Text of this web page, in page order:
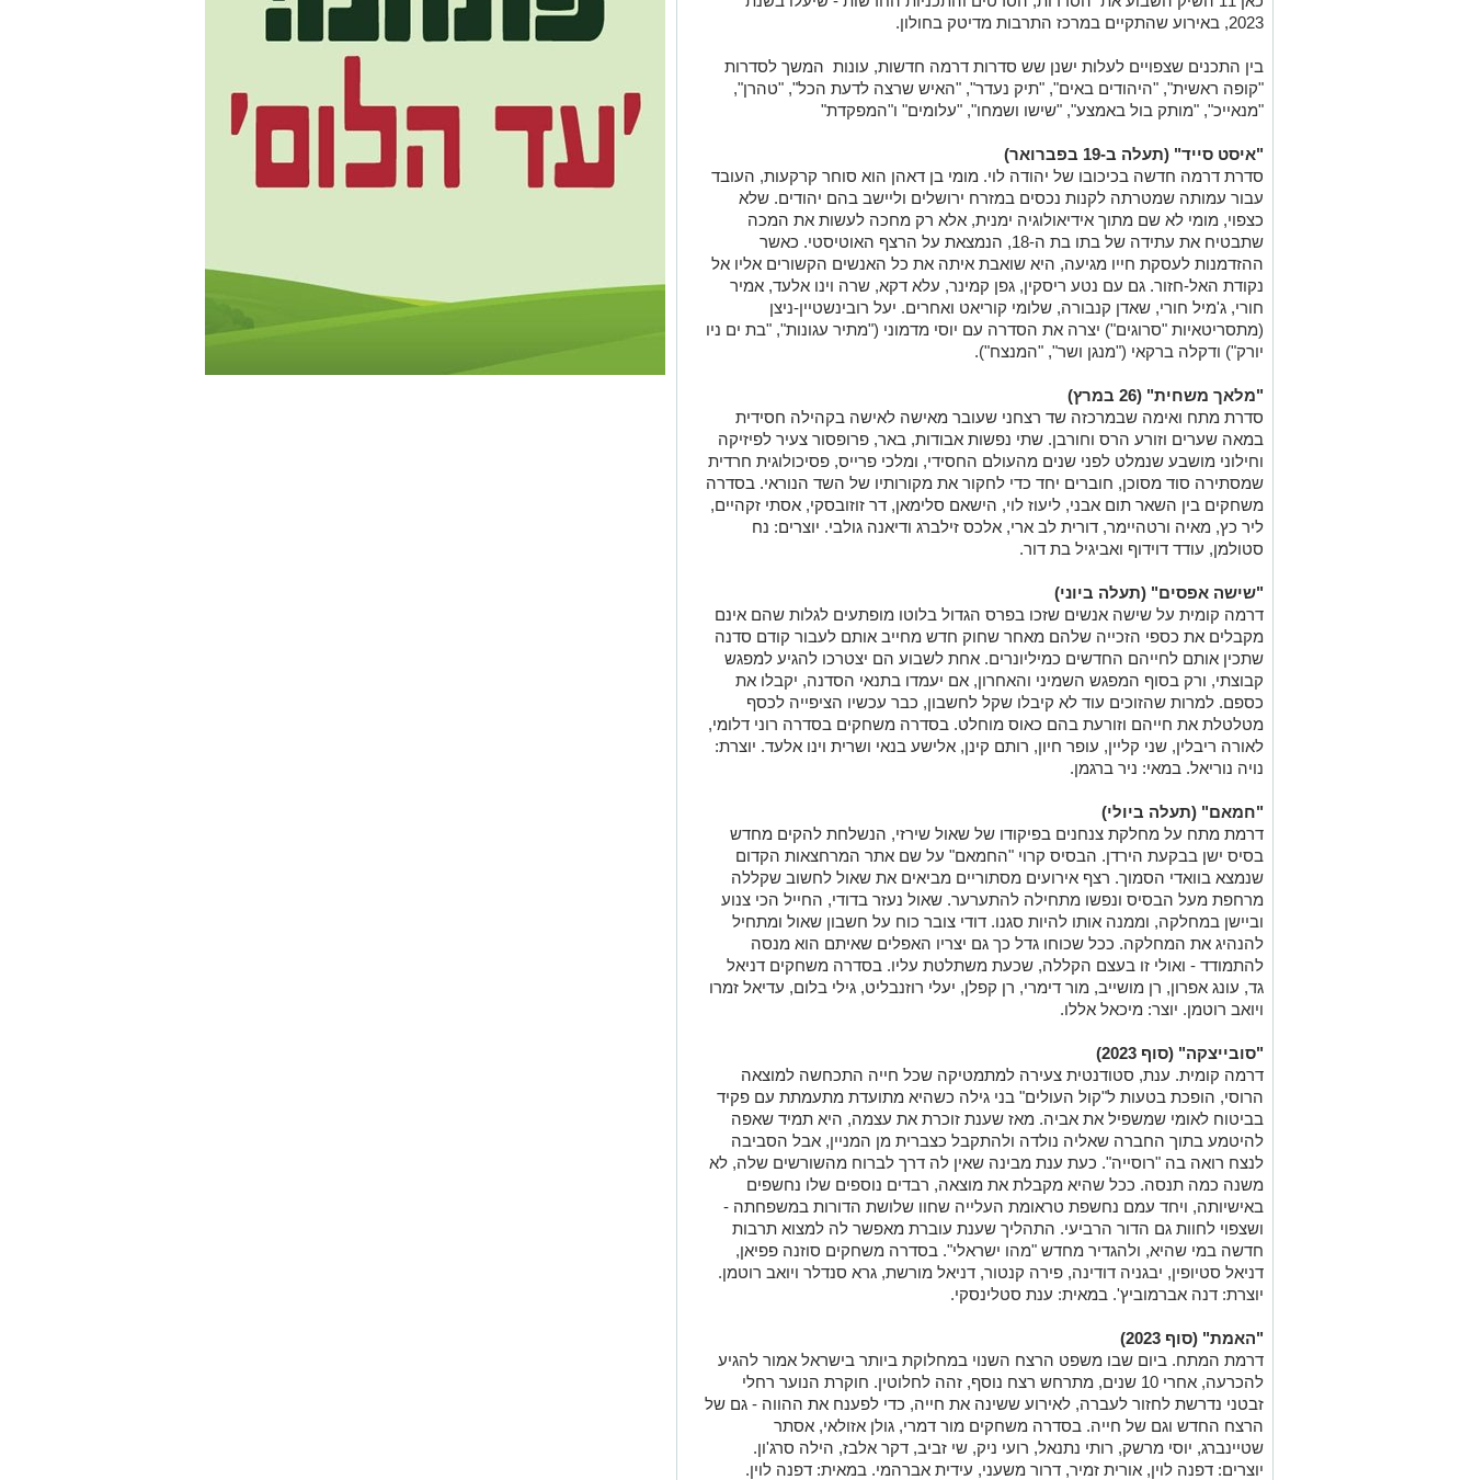
2023, באירוע שהתקיים במרכז התרבות מדיטק בחולון.
בין התכנים שצפויים לעלות ישנן שש סדרות דרמה חדשות, עונות המשך לסדרות
"קופה ראשית", "היהודים באים", "תיק נעדר", "האיש שרצה לדעת הכל", "טהרן",
"מנאייכ", "מותק בול באמצע", "שישו ושמחו", "עלומים" ו"המפקדת"
"איסט סייד" (תעלה ב-19 בפברואר)
סדרת דרמה חדשה בכיכובו של יהודה לוי. מומי בן דאהן הוא סוחר קרקעות, העובד
עבור עמותה שמטרתה לקנות נכסים במזרח ירושלים וליישב בהם יהודים. שלא
כצפוי, מומי לא שם מתוך אידיאולוגיה ימנית, אלא רק מחכה לעשות את המכה
שתבטיח את עתידה של בתו בת ה-18, הנמצאת על הרצף האוטיסטי. כאשר
ההזדמנות לעסקת חייו מגיעה, היא שואבת איתה את כל האנשים הקשורים אליו אל
נקודת האל-חזור. גם עם נטע ריסקין, גפן קמינר, עלא דקא, שרה וינו אלעד, אמיר
חורי, ג'מיל חורי, שאדן קנבורה, שלומי קוריאט ואחרים. יעל רובינשטיין-ניצן
(מתסריטאיות "סרוגים") יצרה את הסדרה עם יוסי מדמוני ("מתיר עגונות", "בת ים ניו
יורק") ודקלה ברקאי ("מנגן ושר", "המנצח").
"מלאך משחית" (26 במרץ)
סדרת מתח ואימה שבמרכזה שד רצחני שעובר מאישה לאישה בקהילה חסידית
במאה שערים וזורע הרס וחורבן. שתי נפשות אבודות, באר, פרופסור צעיר לפיזיקה
וחילוני מושבע שנמלט לפני שנים מהעולם החסידי, ומלכי פרייס, פסיכולוגית חרדית
שמסתירה סוד מסוכן, חוברים יחד כדי לחקור את מקורותיו של השד הנוראי. בסדרה
משחקים בין השאר תום אבני, ליעוז לוי, הישאם סלימאן, דר זוזובסקי, אסתי זקהיים,
ליר כץ, מאיה ורטהיימר, דורית לב ארי, אלכס זילברג ודיאנה גולבי. יוצרים: נח
סטולמן, עודד דוידוף ואביגיל בת דור.
"שישה אפסים" (תעלה ביוני)
דרמה קומית על שישה אנשים שזכו בפרס הגדול בלוטו מופתעים לגלות שהם אינם
מקבלים את כספי הזכייה שלהם מאחר שחוק חדש מחייב אותם לעבור קודם סדנה
שתכין אותם לחייהם החדשים כמיליונרים. אחת לשבוע הם יצטרכו להגיע למפגש
קבוצתי, ורק בסוף המפגש השמיני והאחרון, אם יעמדו בתנאי הסדנה, יקבלו את
כספם. למרות שהזוכים עוד לא קיבלו שקל לחשבון, כבר עכשיו הציפייה לכסף
מטלטלת את חייהם וזורעת בהם כאוס מוחלט. בסדרה משחקים בסדרה רוני דלומי,
לאורה ריבלין, שני קליין, עופר חיון, רותם קינן, אלישע בנאי ושרית וינו אלעד. יוצרת:
נויה נוריאל. במאי: ניר ברגמן.
"חמאם" (תעלה ביולי)
דרמת מתח על מחלקת צנחנים בפיקודו של שאול שירזי, הנשלחת להקים מחדש
בסיס ישן בבקעת הירדן. הבסיס קרוי "החמאם" על שם אתר המרחצאות הקדום
שנמצא בוואדי הסמוך. רצף אירועים מסתוריים מביאים את שאול לחשוב שקללה
מרחפת מעל הבסיס ונפשו מתחילה להתערער. שאול נעזר בדודי, החייל הכי צנוע
וביישן במחלקה, וממנה אותו להיות סגנו. דודי צובר כוח על חשבון שאול ומתחיל
להנהיג את המחלקה. ככל שכוחו גדל כך גם יצריו האפלים שאיתם הוא מנסה
להתמודד - ואולי זו בעצם הקללה, שכעת משתלטת עליו. בסדרה משחקים דניאל
גד, עונג אפרון, רן מושייב, מור דימרי, רן קפלן, יעלי רוזנבליט, גילי בלום, עדיאל זמרו
ויואב רוטמן. יוצר: מיכאל אללו.
"סובייצקה" (סוף 2023)
דרמה קומית. ענת, סטודנטית צעירה למתמטיקה שכל חייה התכחשה למוצאה
הרוסי, הופכת בטעות ל"קול העולים" בני גילה כשהיא מתועדת מתעמתת עם פקיד
בביטוח לאומי שמשפיל את אביה. מאז שענת זוכרת את עצמה, היא תמיד שאפה
להיטמע בתוך החברה שאליה נולדה ולהתקבל כצברית מן המניין, אבל הסביבה
לנצח רואה בה "רוסייה". כעת ענת מבינה שאין לה דרך לברוח מהשורשים שלה, לא
משנה כמה תנסה. ככל שהיא מקבלת את מוצאה, רבדים נוספים שלו נחשפים
באישיותה, ויחד עמם נחשפת טראומת העלייה שחוו שלושת הדורות במשפחתה -
ושצפוי לחוות גם הדור הרביעי. התהליך שענת עוברת מאפשר לה למצוא תרבות
חדשה במי שהיא, ולהגדיר מחדש "מהו ישראלי". בסדרה משחקים סוזנה פפיאן,
דניאל סטיופין, יבגניה דודינה, פירה קנטור, דניאל מורשת, גרא סנדלר ויואב רוטמן.
יוצרת: דנה אברמוביץ'. במאית: ענת סטלינסקי.
"האמת" (סוף 2023)
דרמת המתח. ביום שבו משפט הרצח השנוי במחלוקת ביותר בישראל אמור להגיע
להכרעה, אחרי 10 שנים, מתרחש רצח נוסף, זהה לחלוטין. חוקרת הנוער רחלי
זבטני נדרשת לחזור לעברה, לאירוע ששינה את חייה, כדי לפענח את ההווה - גם של
הרצח החדש וגם של חייה. בסדרה משחקים מור דמרי, גולן אזולאי, אסתר
שטיינברג, יוסי מרשק, רותי נתנאל, רועי ניק, שי זביב, דקר אלבז, הילה סרג'ון.
יוצרים: דפנה לוין, אורית זמיר, דרור משעני, עידית אברהמי. במאית: דפנה לוין.